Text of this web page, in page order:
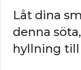
Låt dina
denna
hyllning